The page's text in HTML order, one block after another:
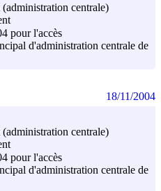
centrale)
pour l'accès
d'administration centrale de
centrale)
pour l'accès
d'administration centrale de
18/11/2004